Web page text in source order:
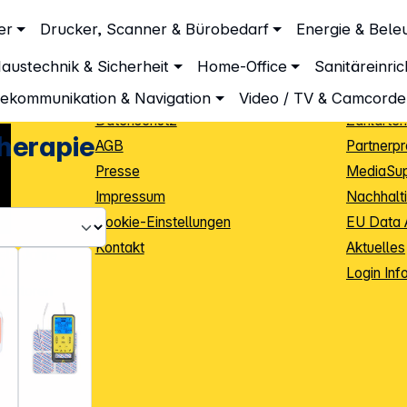
Drucker, Scanner & Bürobedarf Energie &
& Sicherheit Home-Office
& Navigation Video / TV &
Schmerztherapie
Jahre
Unsere Leistungen
Beratung
Datenschutz
AGB
Presse
Impressum
Cookie-Einstellungen
Kontakt
Info
Zahlarten
EU Data
Aktuelles
Login